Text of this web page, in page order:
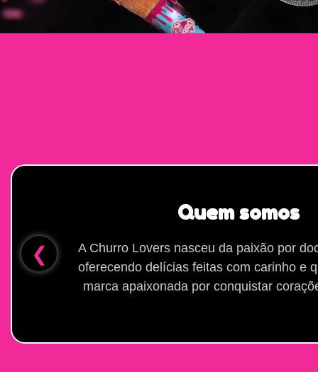
Quem somos
A Churro Lovers nasceu da paixão por
oferecendo delícias feitas com carinho e
marca apaixonada por conquistar
❮